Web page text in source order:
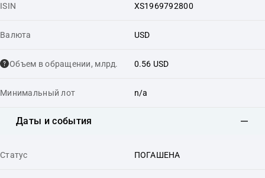
ISIN XS1969792800
Валюта USD
Объем в обращении, млрд. 0.56 USD
Минимальный лот n/a
Даты и события
Статус ПОГАШЕНА